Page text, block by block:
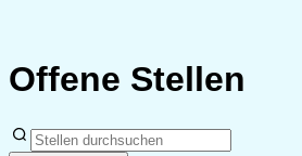
Offene Stellen